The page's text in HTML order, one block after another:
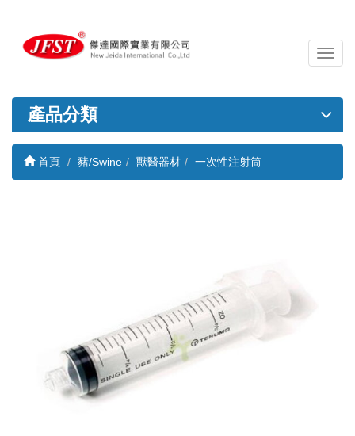
導
覽
關
產品分類
首頁 豬/Swine 獸醫器材 一次性注射筒